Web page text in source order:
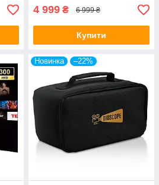
4 999 ₴ 6 999 ₴
Купити
Новинка –22%